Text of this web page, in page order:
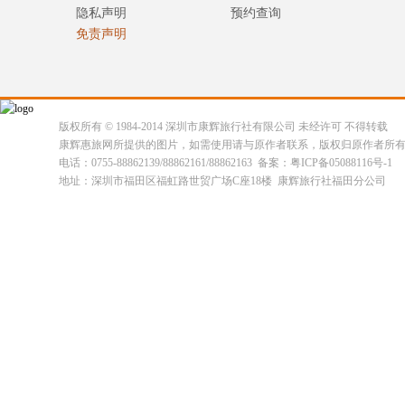
隐私声明
免责声明
预约查询
版权所有 © 1984-2014 深圳市康辉旅行社有限公司 未经许可 不得转载
康辉惠旅网所提供的图片，如需使用请与原作者联系，版权归原作者所
电话：0755-88862139/88862161/88862163 备案：粤ICP备05088116号-1
地址：深圳市福田区福虹路世贸广场C座18楼 康辉旅行社福田分公司